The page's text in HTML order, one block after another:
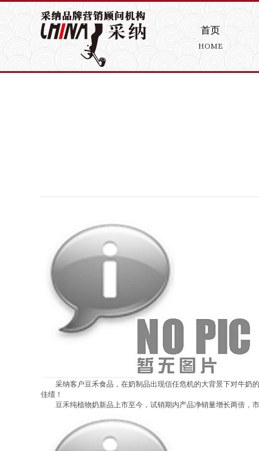
首页
HOME
采纳客户豆禾食品，在奶制品出现信任危机的大背景下对牛奶的
佳绩！
豆禾纯植物奶新品上市至今，试销期内产品净销量增长两倍，市